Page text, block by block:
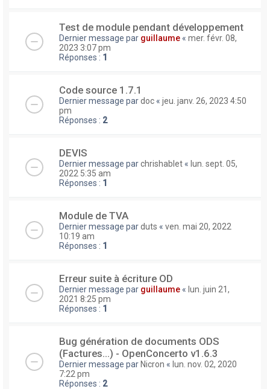
Test de module pendant développement
Dernier message par guillaume « mer. févr. 08,
2023 3:07 pm
Réponses : 1
Code source 1.7.1
Dernier message pardoc « jeu. janv. 26, 2023 4:50
pm
Réponses : 2
DEVIS
Dernier message parchrishablet « lun. sept. 05,
2022 5:35 am
Réponses : 1
Module de TVA
Dernier message parduts « ven. mai 20, 2022
10:19 am
Réponses : 1
Erreur suite à écriture OD
Dernier message par guillaume « lun. juin 21,
2021 8:25 pm
Réponses : 1
Bug génération de documents ODS
(Factures...) - OpenConcerto v1.6.3
Dernier message parNicron « lun. nov. 02, 2020
7:22 pm
Réponses : 2